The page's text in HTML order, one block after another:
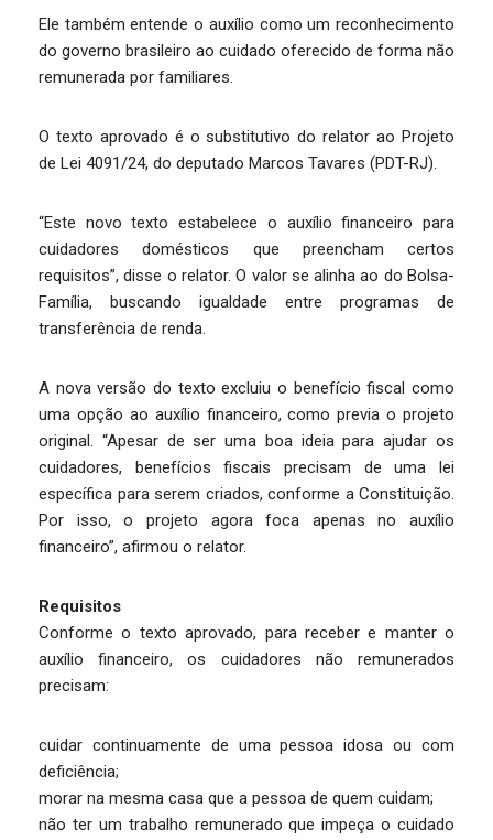
Ele também entende o auxílio como um reconhecimento
do governo brasileiro ao cuidado oferecido de forma não
remunerada por familiares.
O texto aprovado é o substitutivo do relator ao Projeto
de Lei 4091/24, do deputado Marcos Tavares (PDT-RJ).
“Este novo texto estabelece o auxílio financeiro para
cuidadores domésticos que preencham certos
requisitos”, disse o relator. O valor se alinha ao do Bolsa-
Família, buscando igualdade entre programas de
transferência de renda.
A nova versão do texto excluiu o benefício fiscal como
uma opção ao auxílio financeiro, como previa o projeto
original. “Apesar de ser uma boa ideia para ajudar os
cuidadores, benefícios fiscais precisam de uma lei
específica para serem criados, conforme a Constituição.
Por isso, o projeto agora foca apenas no auxílio
financeiro”, afirmou o relator.
Requisitos
Conforme o texto aprovado, para receber e manter o
auxílio financeiro, os cuidadores não remunerados
precisam:
cuidar continuamente de uma pessoa idosa ou com
deficiência;
morar na mesma casa que a pessoa de quem cuidam;
não ter um trabalho remunerado que impeça o cuidado